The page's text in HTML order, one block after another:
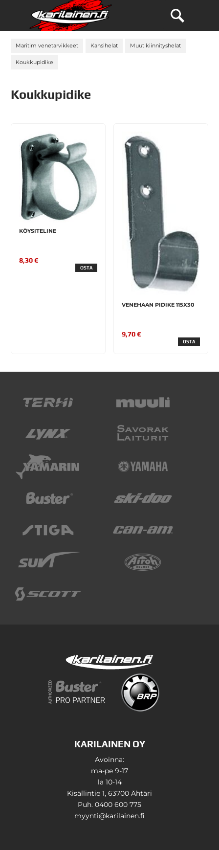
Maritim venetarvikkeet Kansihelat Muut kiinnityshelat
Koukkupidike
Koukkupidike
KÖYSITELINE
8,30 €
OSTA
VENEHAAN PIDIKE 115X30
9,70 €
OSTA
KARILAINEN OY
Avoinna:
ma-pe 9-17
la 10-14
Kisällintie 1, 63700 Ähtäri
Puh. 0400 600 775
myynti@karilainen.fi